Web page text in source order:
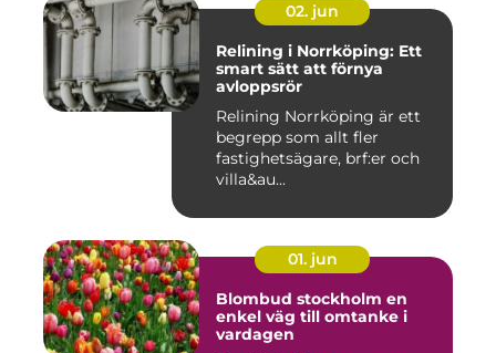
02. jun
Relining i Norrköping: Ett
smart sätt att förnya
avloppsrör
Relining Norrköping är ett
begrepp som allt fler
fastighetsägare, brf:er och
villa&au...
01. jun
Blombud stockholm en
enkel väg till omtanke i
vardagen